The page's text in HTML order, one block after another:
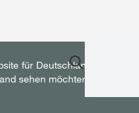
für Deutschland.
sehen möchten,